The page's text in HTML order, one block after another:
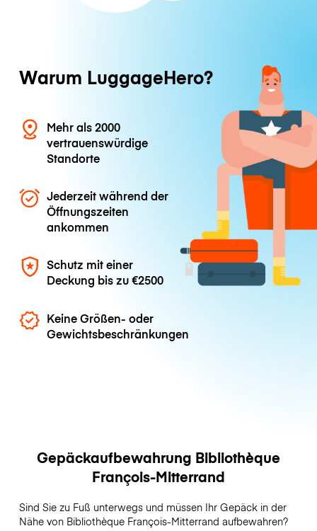
Warum LuggageHero?
Mehr als 2000
vertrauenswürdige
Standorte
Jederzeit während der
Öffnungszeiten
ankommen
Schutz mit einer
Deckung bis zu€2500
Keine Größen- oder
Gewichtsbeschränkungen
Gepäckaufbewahrung Bibliothèque
François-Mitterrand
Sind Sie zu Fuß unterwegs und müssen Ihr Gepäck in der
Nähe von Bibliothèque François-Mitterrand aufbewahren?